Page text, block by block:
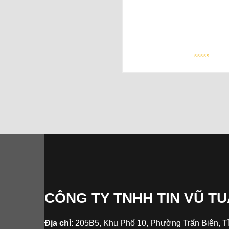
CÔNG TY TNHH TIN VŨ
Địa chỉ: 205B5, Khu Phố 10, Phường Trấn Biên,